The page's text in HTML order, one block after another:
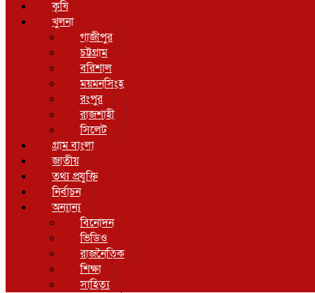
কৃষি
খুলনা
গাজীপুর
চট্টগ্রাম
বরিশাল
ময়মনসিংহ
রংপুর
রাজশাহী
সিলেট
গ্রাম বাংলা
জাতীয়
তথ্য প্রযুক্তি
নির্বাচন
অন্যান্য
বিনোদন
ভিডিও
রাজনৈতিক
শিক্ষা
সাহিত্য